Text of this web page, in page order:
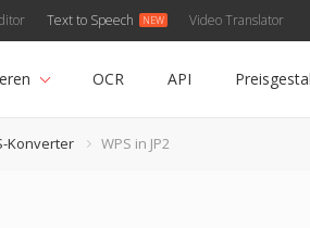
Text to Speech Video Translator
OCR API
Konverter WPS in JP2